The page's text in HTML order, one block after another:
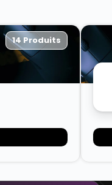
14 Produits